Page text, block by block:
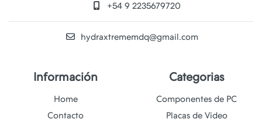
+54 9 2235679720
hydraxtrememdq@gmail.com
Información
Home
Contacto
Categorias
Componentes de PC
Placas de Video